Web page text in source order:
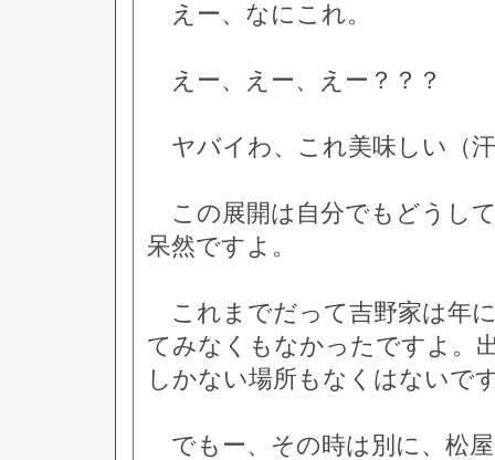
えー、なにこれ。
えー、えー、えー？？？
ヤバイわ、これ美味しい（
この展開は自分でもどうし
呆然ですよ。
これまでだって吉野家は年
てみなくもなかったですよ。
しかない場所もなくはないで
でもー、その時は別に、松